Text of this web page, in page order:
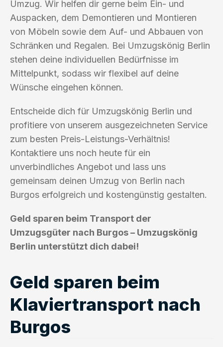
Umzug. Wir helfen dir gerne beim Ein- und
Auspacken, dem Demontieren und Montieren
von Möbeln sowie dem Auf- und Abbauen von
Schränken und Regalen. Bei Umzugskönig Berlin
stehen deine individuellen Bedürfnisse im
Mittelpunkt, sodass wir flexibel auf deine
Wünsche eingehen können.
Entscheide dich für Umzugskönig Berlin und
profitiere von unserem ausgezeichneten Service
zum besten Preis-Leistungs-Verhältnis!
Kontaktiere uns noch heute für ein
unverbindliches Angebot und lass uns
gemeinsam deinen Umzug von Berlin nach
Burgos erfolgreich und kostengünstig gestalten.
Geld sparen beim Transport der
Umzugsgüter nach Burgos – Umzugskönig
Berlin unterstützt dich dabei!
Geld sparen beim
Klaviertransport nach
Burgos